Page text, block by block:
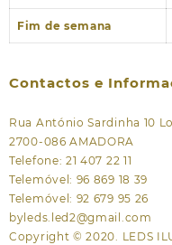
Fim de semana
Contactos e
Rua António Sardinha 10
2700-086 AMADORA
Telefone: 21 407 22 11
Telemóvel: 96 869 18 39
Telemóvel: 92 679 95 26
byleds.led2@gmail.com
Copyright © 2020. LEDS